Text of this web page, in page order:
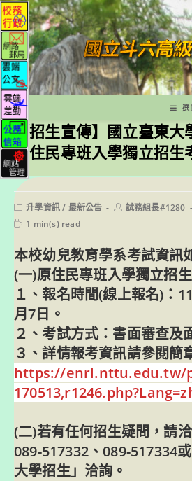
跳
轉
至
主
要
內
容
選
【招生宣傳】國立臺東大
原住民專班入學獨立招生
Post
category:
升學資訊/ 最新公告
Post試務組長#1280
Reading
1 min(s) read
本校幼兒教育學系考試資訊
(一)原住民專班入學獨立招生
１、報名時間(線上報名)：
月7日。
２、考試方式：書面審查及
３、詳情報考資訊請參閱簡
https://enrl.nttu.edu.tw/
(二)若有任何招生疑問，請
089-517332、089-517334
大學招生」洽詢。